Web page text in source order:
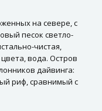
на севере, с
песок светло-
чистая,
вода. Остров
дайвинга:
риф, сравнимый с